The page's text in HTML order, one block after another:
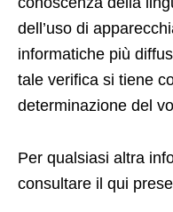
dell’uso di
informatiche più
tale verifica si tiene
determinazione del
Per qualsiasi altra
consultare il qui